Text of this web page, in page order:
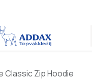
Classic Zip Hoodie